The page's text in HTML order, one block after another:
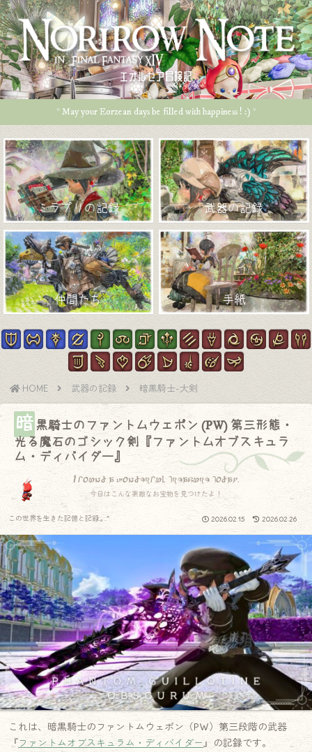
エオルゼア冒険記
* May your Eorzean days be filled with happiness ! :) *
ミラプリの記録 武器の記録
仲間たち 手紙
HOME 武器の記録 暗黒騎士-大剣
暗黒騎士のファントムウェポン (PW) 第三形態・
光る魔石のゴシック剣『ファントムオブスキュラ
ム・ディバイダー』
I found a wonderful treasure today.
今日はこんな素敵なお宝物を見つけたよ！
2026.02.15 2026.02.26
この世界を生きた記憶と記録.｡.:*
これは、暗黒騎士のファントムウェポン（PW）第三段階の武器
『ファントムオブスキュラム・ディバイダー』の記録です。